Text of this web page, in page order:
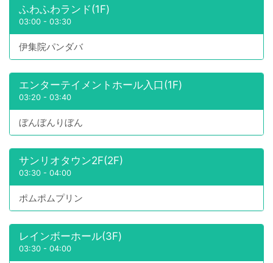
ふわふわランド(1F)
03:00 - 03:30
伊集院パンダバ
エンターテイメントホール入口(1F)
03:20 - 03:40
ぼんぼんりぼん
サンリオタウン2F(2F)
03:30 - 04:00
ポムポムプリン
レインボーホール(3F)
03:30 - 04:00